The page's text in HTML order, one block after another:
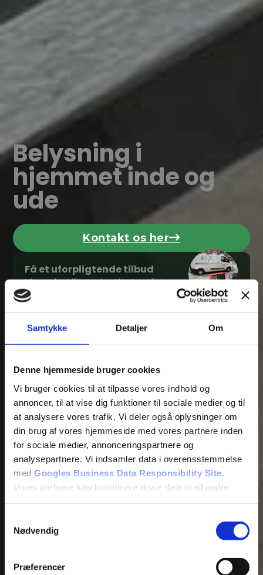
Samtykke Detaljer Om
Denne hjemmeside bruger cookies
Vi bruger cookies til at tilpasse vores indhold og
annoncer, til at vise dig funktioner til sociale medier og til
at analysere vores trafik. Vi deler også oplysninger om
din brug af vores hjemmeside med vores partnere inden
for sociale medier, annonceringspartnere og
analysepartnere. Vi indsamler data i overensstemmelse
med Googles Business Data Responsibility Site
Vores partnere kan kombinere disse data med andre
Nødvendig
Præferencer
Belysning i
hjemmet inde og
ude
Kontakt os her
Få et uforpligtende tilbud
Vi vender tilbage hurtigst muligt.